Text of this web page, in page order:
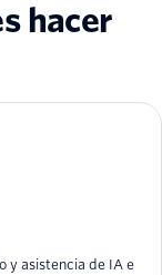
hacer
y asistencia de IA e